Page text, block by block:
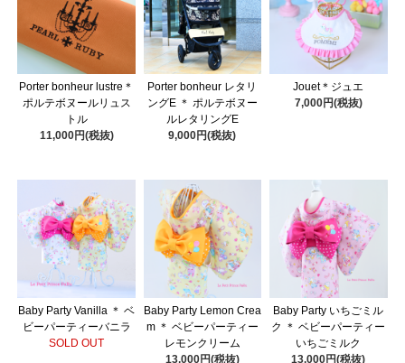
Porter bonheur lustre＊
ポルテボヌールリュス
トル
11,000円(税抜)
Porter bonheur レタリ
ングE ＊ ポルテボヌー
ルレタリングE
9,000円(税抜)
Jouet＊ジュエ
7,000円(税抜)
Baby Party Vanilla ＊ ベ
ビーパーティーバニラ
SOLD OUT
Baby Party Lemon Crea
m ＊ ベビーパーティー
レモンクリーム
13,000円(税抜)
Baby Party いちごミル
ク ＊ ベビーパーティー
いちごミルク
13,000円(税抜)